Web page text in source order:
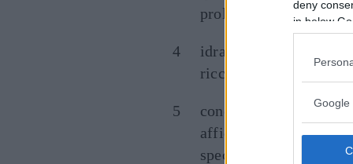
deny
in below
Google
proliferazione
idratatevi
ricchi, come frutta e
concedetevi una
affidatevi a
specie in età più